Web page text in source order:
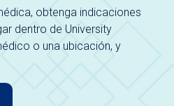
obtenga indicaciones
dentro de University
o una ubicación, y